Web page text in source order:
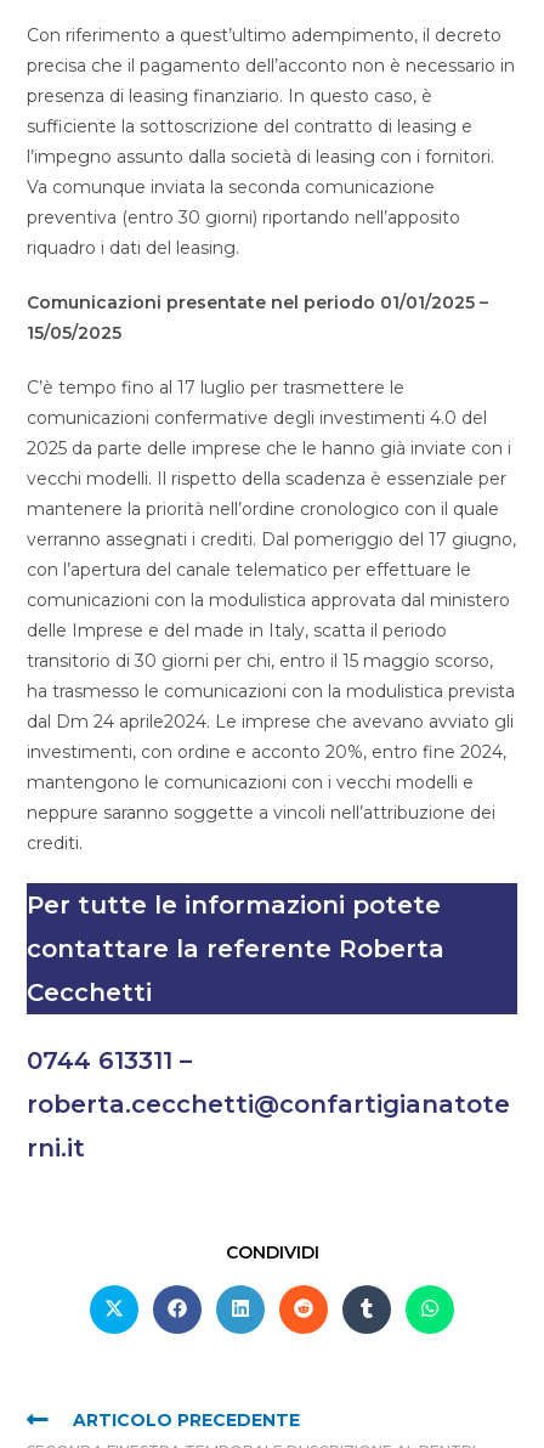
Con riferimento a quest’ultimo adempimento, il decreto
precisa che il pagamento dell’acconto non è necessario in
presenza di leasing finanziario. In questo caso, è
sufficiente la sottoscrizione del contratto di leasing e
l’impegno assunto dalla società di leasing con i fornitori.
Va comunque inviata la seconda comunicazione
preventiva (entro 30 giorni) riportando nell’apposito
riquadro i dati del leasing.
Comunicazioni presentate nel periodo 01/01/2025 –
15/05/2025
C’è tempo fino al 17 luglio per trasmettere le
comunicazioni confermative degli investimenti 4.0 del
2025 da parte delle imprese che le hanno già inviate con i
vecchi modelli. Il rispetto della scadenza è essenziale per
mantenere la priorità nell’ordine cronologico con il quale
verranno assegnati i crediti. Dal pomeriggio del 17 giugno,
con l’apertura del canale telematico per effettuare le
comunicazioni con la modulistica approvata dal ministero
delle Imprese e del made in Italy, scatta il periodo
transitorio di 30 giorni per chi, entro il 15 maggio scorso,
ha trasmesso le comunicazioni con la modulistica prevista
dal Dm 24 aprile2024. Le imprese che avevano avviato gli
investimenti, con ordine e acconto 20%, entro fine 2024,
mantengono le comunicazioni con i vecchi modelli e
neppure saranno soggette a vincoli nell’attribuzione dei
crediti.
Per tutte le informazioni potete
contattare la referente Roberta
Cecchetti
0744 613311 –
roberta.cecchetti@confartigianatote
rni.it
CONDIVIDI
ARTICOLO PRECEDENTE